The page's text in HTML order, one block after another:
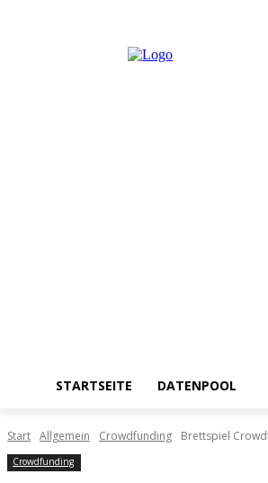
STARTSEITE DATENPOOL
Start Allgemein Crowdfunding Brettspiel
Crowdfunding